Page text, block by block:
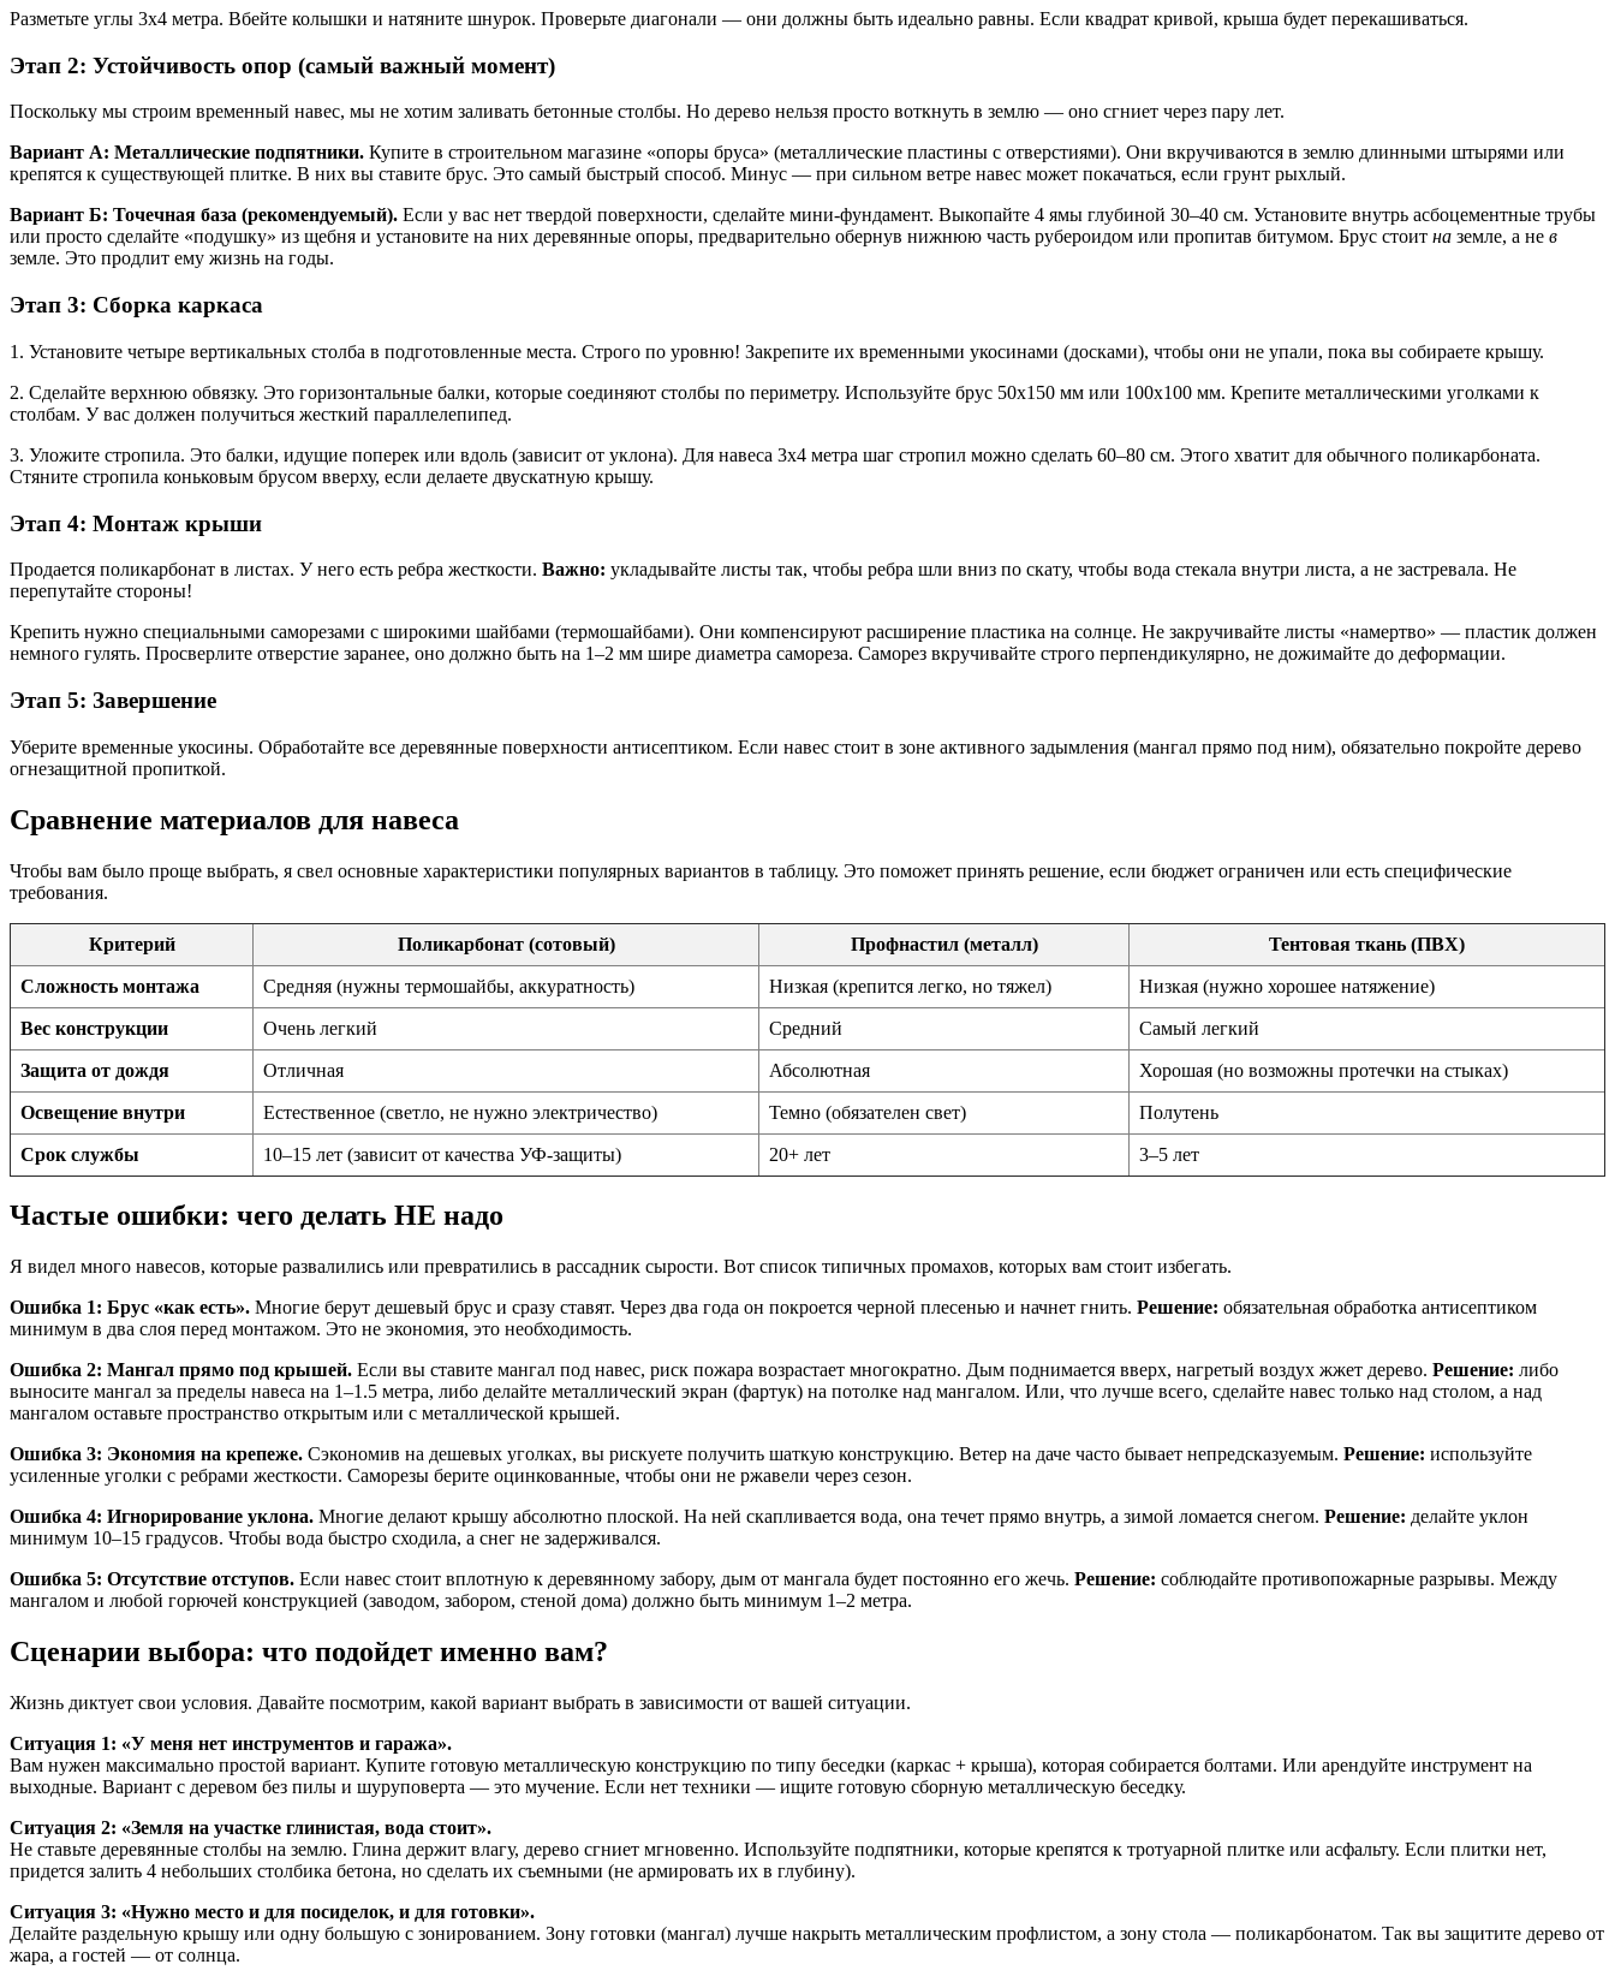
Разметьте углы 3х4 метра. Вбейте колышки и натяните шнурок. Проверьте диагонали — они должны быть идеально равны. Если квадрат кривой, крыша будет перекашиваться.
Этап 2: Устойчивость опор (самый важный момент)
Поскольку мы строим временный навес, мы не хотим заливать бетонные столбы. Но дерево нельзя просто воткнуть в землю — оно сгниет через пару лет.
Вариант А: Металлические подпятники. Купите в строительном магазине «опоры бруса» (металлические пластины с отверстиями). Они вкручиваются в землю длинными штырями или
крепятся к существующей плитке. В них вы ставите брус. Это самый быстрый способ. Минус — при сильном ветре навес может покачаться, если грунт рыхлый.
Вариант Б: Точечная база (рекомендуемый). Если у вас нет твердой поверхности, сделайте мини-фундамент. Выкопайте 4 ямы глубиной 30–40 см. Установите внутрь асбоцементные трубы
или просто сделайте «подушку» из щебня и установите на них деревянные опоры, предварительно обернув нижнюю часть рубероидом или пропитав битумом. Брус стоит на земле, а не в
земле. Это продлит ему жизнь на годы.
Этап 3: Сборка каркаса
1. Установите четыре вертикальных столба в подготовленные места. Строго по уровню! Закрепите их временными укосинами (досками), чтобы они не упали, пока вы собираете крышу.
2. Сделайте верхнюю обвязку. Это горизонтальные балки, которые соединяют столбы по периметру. Используйте брус 50х150 мм или 100х100 мм. Крепите металлическими уголками к
столбам. У вас должен получиться жесткий параллелепипед.
3. Уложите стропила. Это балки, идущие поперек или вдоль (зависит от уклона). Для навеса 3х4 метра шаг стропил можно сделать 60–80 см. Этого хватит для обычного поликарбоната.
Стяните стропила коньковым брусом вверху, если делаете двускатную крышу.
Этап 4: Монтаж крыши
Продается поликарбонат в листах. У него есть ребра жесткости. Важно: укладывайте листы так, чтобы ребра шли вниз по скату, чтобы вода стекала внутри листа, а не застревала. Не
перепутайте стороны!
Крепить нужно специальными саморезами с широкими шайбами (термошайбами). Они компенсируют расширение пластика на солнце. Не закручивайте листы «намертво» — пластик должен
немного гулять. Просверлите отверстие заранее, оно должно быть на 1–2 мм шире диаметра самореза. Саморез вкручивайте строго перпендикулярно, не дожимайте до деформации.
Этап 5: Завершение
Уберите временные укосины. Обработайте все деревянные поверхности антисептиком. Если навес стоит в зоне активного задымления (мангал прямо под ним), обязательно покройте дерево
огнезащитной пропиткой.
Сравнение материалов для навеса
Чтобы вам было проще выбрать, я свел основные характеристики популярных вариантов в таблицу. Это поможет принять решение, если бюджет ограничен или есть специфические
требования.
Критерий Поликарбонат (сотовый) Профнастил (металл) Тентовая ткань (ПВХ)
Сложность монтажа Средняя (нужны термошайбы, аккуратность) Низкая (крепится легко, но тяжел) Низкая (нужно хорошее натяжение)
Вес конструкции Очень легкий Средний Самый легкий
Защита от дождя Отличная Абсолютная Хорошая (но возможны протечки на стыках)
Освещение внутри Естественное (светло, не нужно электричество) Темно (обязателен свет) Полутень
Срок службы 10–15 лет (зависит от качества УФ-защиты) 20+ лет 3–5 лет
Частые ошибки: чего делать НЕ надо
Я видел много навесов, которые развалились или превратились в рассадник сырости. Вот список типичных промахов, которых вам стоит избегать.
Ошибка 1: Брус «как есть». Многие берут дешевый брус и сразу ставят. Через два года он покроется черной плесенью и начнет гнить. Решение: обязательная обработка антисептиком
минимум в два слоя перед монтажом. Это не экономия, это необходимость.
Ошибка 2: Мангал прямо под крышей. Если вы ставите мангал под навес, риск пожара возрастает многократно. Дым поднимается вверх, нагретый воздух жжет дерево. Решение: либо
выносите мангал за пределы навеса на 1–1.5 метра, либо делайте металлический экран (фартук) на потолке над мангалом. Или, что лучше всего, сделайте навес только над столом, а над
мангалом оставьте пространство открытым или с металлической крышей.
Ошибка 3: Экономия на крепеже. Сэкономив на дешевых уголках, вы рискуете получить шаткую конструкцию. Ветер на даче часто бывает непредсказуемым. Решение: используйте
усиленные уголки с ребрами жесткости. Саморезы берите оцинкованные, чтобы они не ржавели через сезон.
Ошибка 4: Игнорирование уклона. Многие делают крышу абсолютно плоской. На ней скапливается вода, она течет прямо внутрь, а зимой ломается снегом. Решение: делайте уклон
минимум 10–15 градусов. Чтобы вода быстро сходила, а снег не задерживался.
Ошибка 5: Отсутствие отступов. Если навес стоит вплотную к деревянному забору, дым от мангала будет постоянно его жечь. Решение: соблюдайте противопожарные разрывы. Между
мангалом и любой горючей конструкцией (заводом, забором, стеной дома) должно быть минимум 1–2 метра.
Сценарии выбора: что подойдет именно вам?
Жизнь диктует свои условия. Давайте посмотрим, какой вариант выбрать в зависимости от вашей ситуации.
Ситуация 1: «У меня нет инструментов и гаража».
Вам нужен максимально простой вариант. Купите готовую металлическую конструкцию по типу беседки (каркас + крыша), которая собирается болтами. Или арендуйте инструмент на
выходные. Вариант с деревом без пилы и шуруповерта — это мучение. Если нет техники — ищите готовую сборную металлическую беседку.
Ситуация 2: «Земля на участке глинистая, вода стоит».
Не ставьте деревянные столбы на землю. Глина держит влагу, дерево сгниет мгновенно. Используйте подпятники, которые крепятся к тротуарной плитке или асфальту. Если плитки нет,
придется залить 4 небольших столбика бетона, но сделать их съемными (не армировать их в глубину).
Ситуация 3: «Нужно место и для посиделок, и для готовки».
Делайте раздельную крышу или одну большую с зонированием. Зону готовки (мангал) лучше накрыть металлическим профлистом, а зону стола — поликарбонатом. Так вы защитите дерево от
жара, а гостей — от солнца.